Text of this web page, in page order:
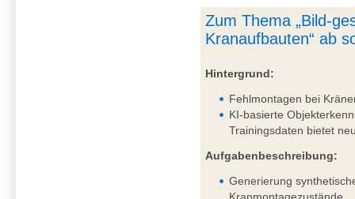
Zum Thema „Bild-
Kranaufbauten“ ab
Hintergrund:
Fehlmontagen bei
KI-basierte
Trainingsdaten bietet
Aufgabenbeschreibung:
Generierung